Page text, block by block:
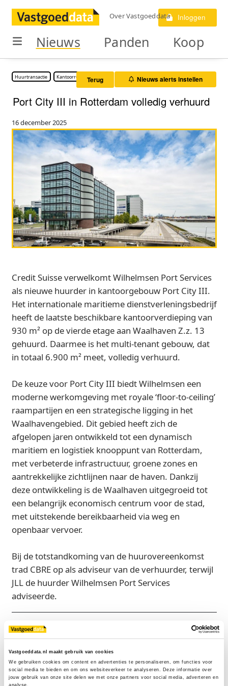
Vastgoeddata.nl maakt gebruik van cookies
We gebruiken cookies om content en advertenties te personaliseren, om functies voor
social media te bieden en om ons websiteverkeer te analyseren. Deze informatie over
jouw gebruik van onze site delen we met onze partners voor social media, adverteren en
analyse.
Over Vastgoeddata Inloggen
Nieuws Panden Koop
Huurtransactie KantoorruimteTerug Nieuws alerts instellen
Port City III in Rotterdam volledig verhuurd
16 december 2025
Credit Suisse verwelkomt Wilhelmsen Port Services
als nieuwe huurder in kantoorgebouw Port City III.
Het internationale maritieme dienstverleningsbedrijf
heeft de laatste beschikbare kantoorverdieping van
930 m² op de vierde etage aan Waalhaven Z.z. 13
gehuurd. Daarmee is het multi-tenant gebouw, dat
in totaal 6.900 m² meet, volledig verhuurd.
De keuze voor Port City III biedt Wilhelmsen een
moderne werkomgeving met royale ‘floor-to-ceiling’
raampartijen en een strategische ligging in het
Waalhavengebied. Dit gebied heeft zich de
afgelopen jaren ontwikkeld tot een dynamisch
maritiem en logistiek knooppunt van Rotterdam,
met verbeterde infrastructuur, groene zones en
aantrekkelijke zichtlijnen naar de haven. Dankzij
deze ontwikkeling is de Waalhaven uitgegroeid tot
een belangrijk economisch centrum voor de stad,
met uitstekende bereikbaarheid via weg en
openbaar vervoer.
Bij de totstandkoming van de huurovereenkomst
trad CBRE op als adviseur van de verhuurder, terwijl
JLL de huurder Wilhelmsen Port Services
adviseerde.
Bron
CBRE